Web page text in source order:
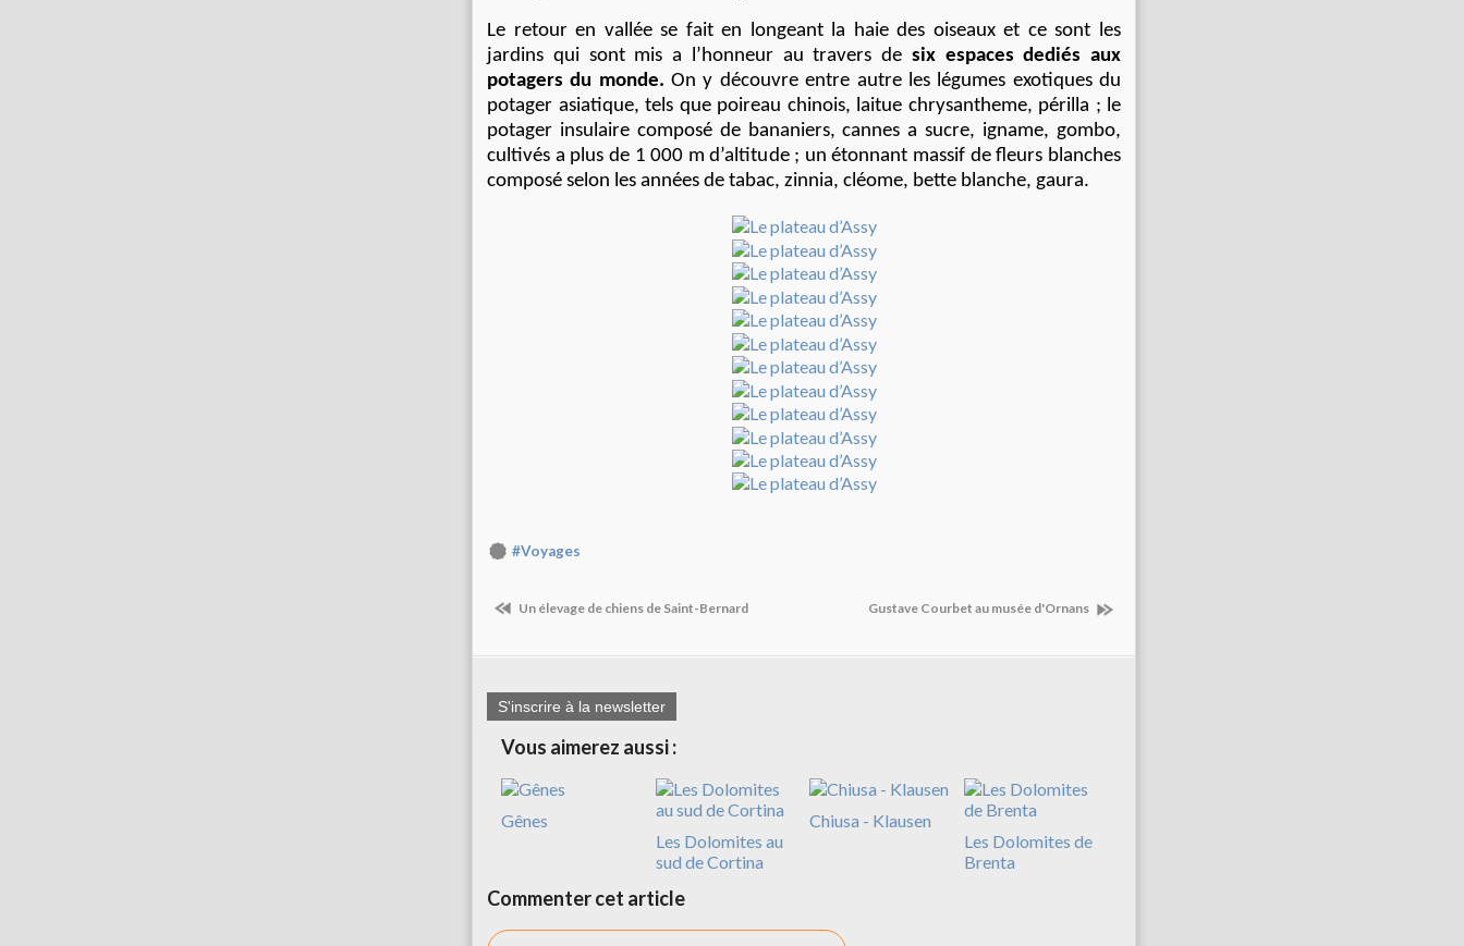
Le retour en vallée se fait en longeant la haie des oiseaux et ce sont les
jardins qui sont mis a l’honneur au travers de six espaces dediés aux
potagers du monde. On y découvre entre autre les légumes exotiques du
potager asiatique, tels que poireau chinois, laitue chrysantheme, périlla ; le
potager insulaire composé de bananiers, cannes a sucre, igname, gombo,
cultivés a plus de 1 000 m d’altitude ; un étonnant massif de fleurs blanches
composé selon les années de tabac, zinnia, cléome, bette blanche, gaura.
#Voyages
Un élevage de chiens de Saint-Bernard Gustave Courbet au musée d'Ornans
S'inscrire à la newsletter
Vous aimerez aussi :
Gênes
Les Dolomites au
sud de Cortina
Chiusa - Klausen
Les Dolomites de
Brenta
Commenter cet article